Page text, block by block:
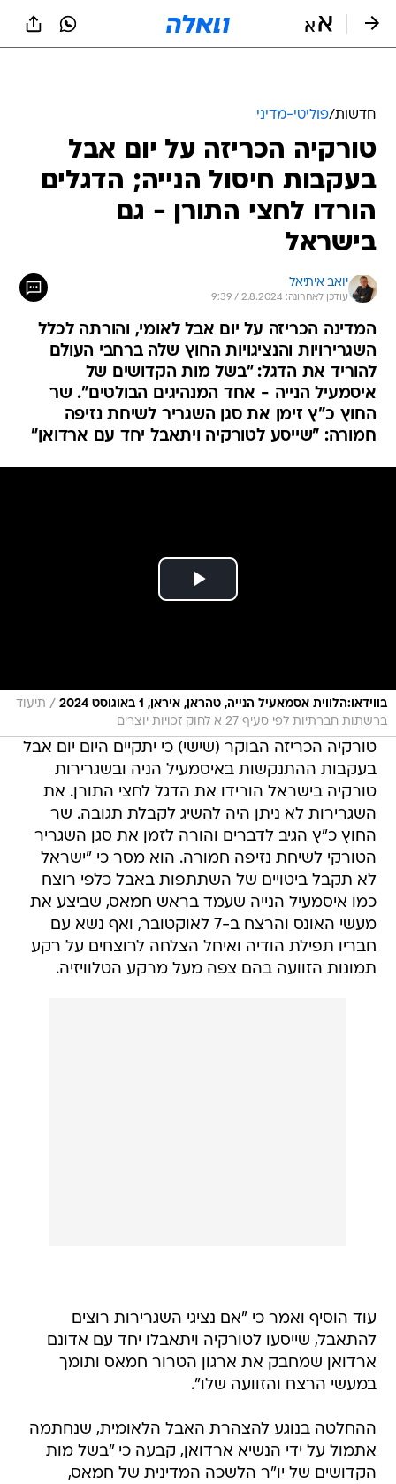
טורקיה הכריזה על יום אבל
בעקבות חיסול הנייה; הדגלים
הורדו לחצי התורן - גם
בישראל
יואב איתיאל
עודכן לאחרונה: 2.8.2024 / 9:39
המדינה הכריזה על יום אבל לאומי, והורתה לכלל
השגרירויות והנציגויות החוץ שלה ברחבי העולם
להוריד את הדגל: "בשל מות הקדושים של
איסמעיל הנייה - אחד המנהיגים הבולטים". שר
החוץ כ"ץ זימן את סגן השגריר לשיחת נזיפה
חמורה: "שייסע לטורקיה ויתאבל יחד עם ארדואן"
טורקיה הכריזה הבוקר (שישי) כי יתקיים היום יום אבל
בעקבות ההתנקשות באיסמעיל הניה ובשגרירות
טורקיה בישראל הורידו את הדגל לחצי התורן. את
השגרירות לא ניתן היה להשיג לקבלת תגובה. שר
החוץ כ"ץ הגיב לדברים והורה לזמן את סגן השגריר
הטורקי לשיחת נזיפה חמורה. הוא מסר כי "ישראל
לא תקבל ביטויים של השתתפות באבל כלפי רוצח
כמו איסמעיל הנייה שעמד בראש חמאס, שביצע את
מעשי האונס והרצח ב-7 לאוקטובר, ואף נשא עם
חבריו תפילת הודיה ואיחל הצלחה לרוצחים על רקע
תמונות הזוועה בהם צפה מעל מרקע הטלוויזיה.
ארדואן שמחבק את ארגון הטרור חמאס ותומך
במעשי הרצח והזוועה שלו".
ההחלטה בנוגע להצהרת האבל הלאומית, שנחתמה
הקדושים של יו"ר הלשכה המדינית של חמאס,
איסמעיל הנייה, אחד המנהיגים הבולטים של העניין
הפלסטיני, כתוצאה מהתנקשות מתועבת בטהראן